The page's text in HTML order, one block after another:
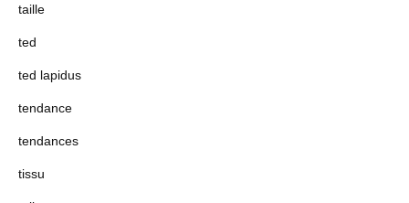
taille
ted
ted lapidus
tendance
tendances
tissu